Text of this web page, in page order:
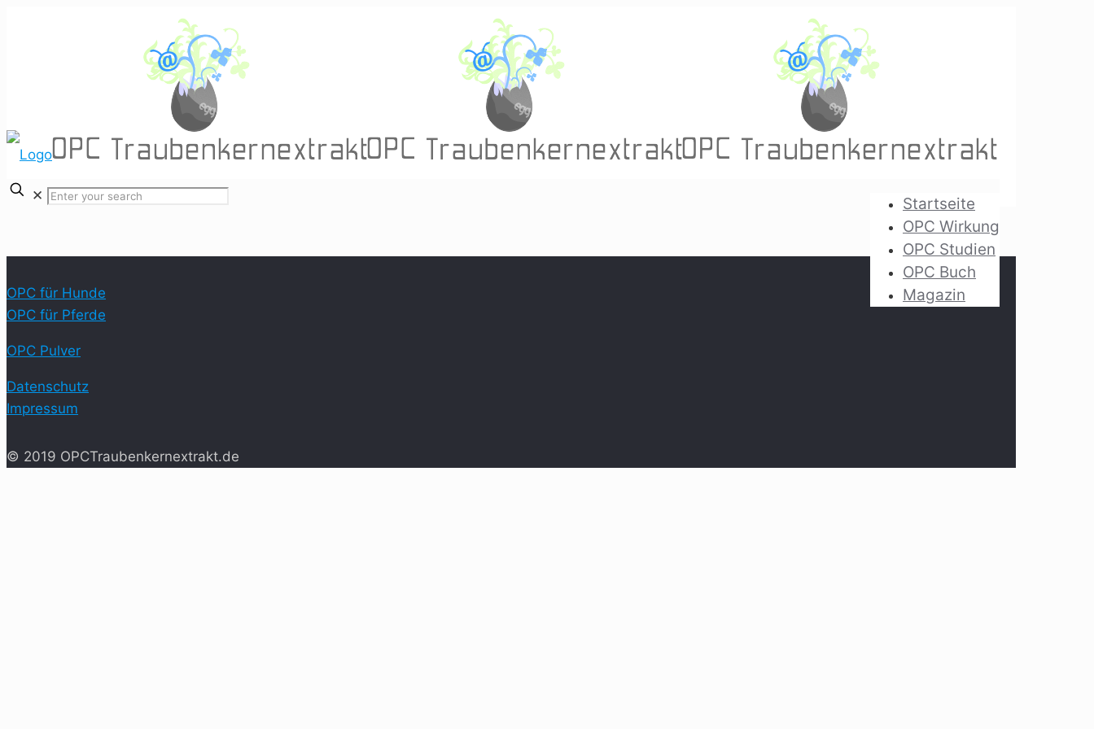
Startseite
OPC Wirkung
OPC Studien
OPC Buch
Magazin
✕
OPC für Hunde
OPC für Pferde
OPC Pulver
Datenschutz
Impressum
© 2019 OPCTraubenkernextrakt.de